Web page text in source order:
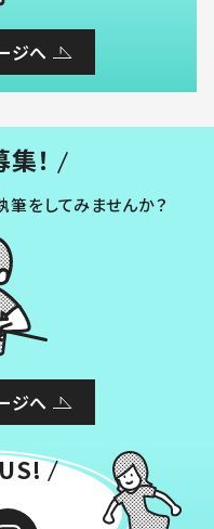
ジへ
！
筆をしてみませんか？
ジへ